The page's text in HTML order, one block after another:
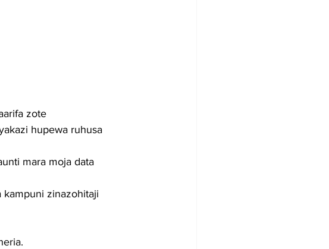
zote
hupewa ruhusa
mara moja data
kampuni zinazohitaji